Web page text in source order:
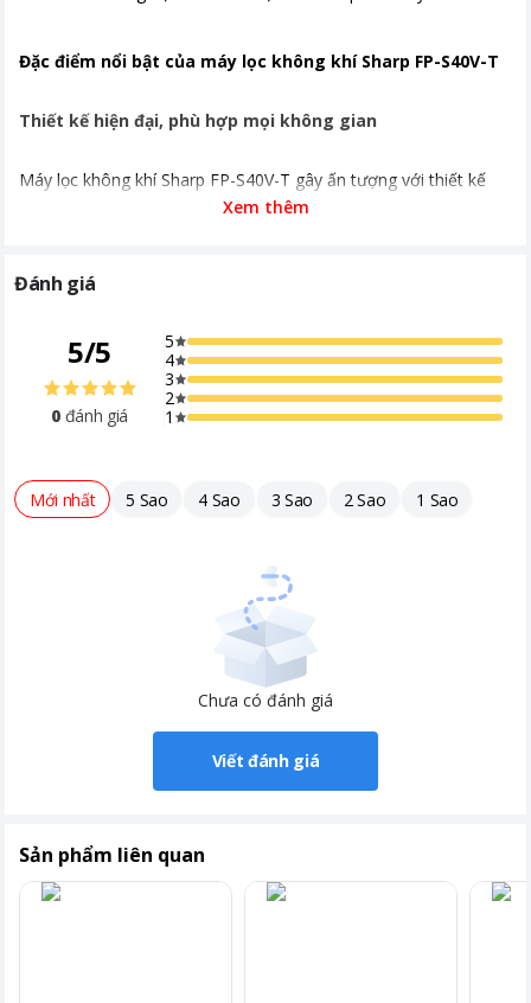
Đặc điểm nổi bật của máy lọc không khí Sharp FP-S40V-T
Thiết kế hiện đại, phù hợp mọi không gian
Máy lọc không khí Sharp FP-S40V-T gây ấn tượng với thiết kế
hiện đại. Vỏ máy màu nâu Charcoal tạo điểm nhấn tinh tế cho
và trọng lượng chỉ 3.9kg. Thiết kế này cho phép đặt máy ở nhiều
Xem thêm
Đánh giá
5/5
0 đánh giá
5
4
3
2
1
Mới nhất 5 Sao 4 Sao 3 Sao 2 Sao 1 Sao
Chưa có đánh giá
Viết đánh giá
Sản phẩm liên quan